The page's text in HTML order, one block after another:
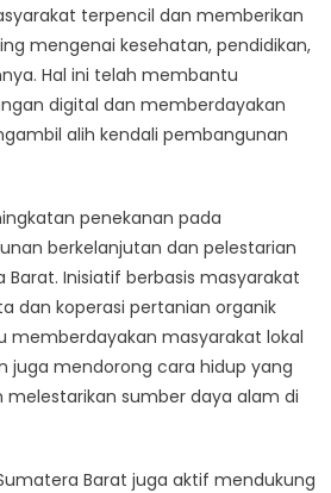
terpencil dan memberikan
mengenai kesehatan, pendidikan,
Hal ini telah membantu
digital dan memberdayakan
alih kendali pembangunan
penekanan pada
berkelanjutan dan pelestarian
Barat. Inisiatif berbasis masyarakat
dan koperasi pertanian organik
memberdayakan masyarakat lokal
juga mendorong cara hidup yang
melestarikan sumber daya alam di
Barat juga aktif mendukung